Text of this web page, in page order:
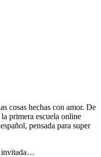
cosas hechas con amor. De
primera escuela online
pensada para super
invitada…